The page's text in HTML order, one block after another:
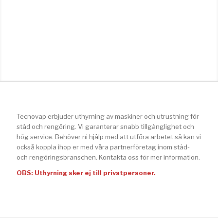
Tecnovap erbjuder uthyrning av maskiner och utrustning för
städ och rengöring. Vi garanterar snabb tillgänglighet och
hög service. Behöver ni hjälp med att utföra arbetet så kan vi
också koppla ihop er med våra partnerföretag inom städ-
och rengöringsbranschen. Kontakta oss för mer information.
OBS: Uthyrning sker ej till privatpersoner.